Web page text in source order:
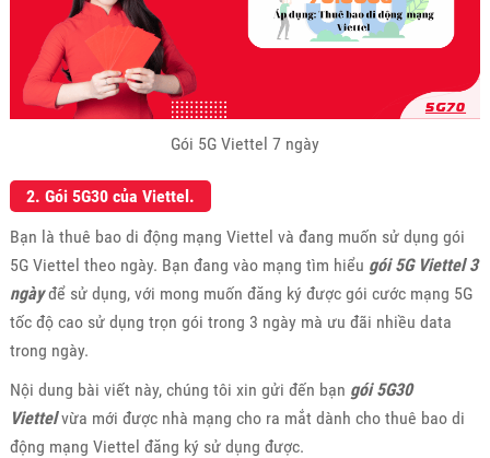
Gói 5G Viettel 7 ngày
2. Gói 5G30 của Viettel.
Bạn là thuê bao di động mạng Viettel và đang muốn sử dụng gói
5G Viettel theo ngày. Bạn đang vào mạng tìm hiểu gói 5G Viettel 3
ngàyđể sử dụng, với mong muốn đăng ký được gói cước mạng 5G
tốc độ cao sử dụng trọn gói trong 3 ngày mà ưu đãi nhiều data
trong ngày.
Nội dung bài viết này, chúng tôi xin gửi đến bạn gói 5G30
Viettelvừa mới được nhà mạng cho ra mắt dành cho thuê bao di
động mạng Viettel đăng ký sử dụng được.